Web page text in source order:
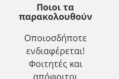
Ποιοι τα
παρακολουθούν
Οποιοσδήποτε
ενδιαφέρεται!
Φοιτητές και
απόφοιτοι